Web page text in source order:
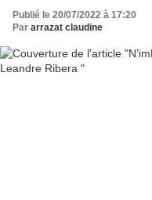
Publié le 20/07/2022 à 17:20
Par arrazat claudine